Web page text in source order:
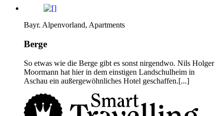
Bayr. Alpenvorland, Apartments
Berge
So etwas wie die Berge gibt es sonst nirgendwo. Nils Holger
Moormann hat hier in dem einstigen Landschulheim in
Aschau ein außergewöhnliches Hotel geschaffen.[...]